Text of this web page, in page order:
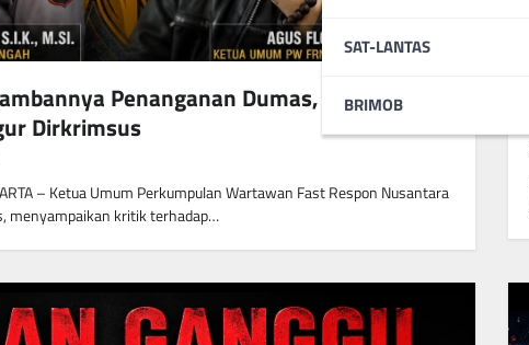
SAT-LANTAS
BRIMOB
Penanganan Dumas, Desak
Dirkrimsus
– Ketua Umum Perkumpulan Wartawan Fast Respon Nusantara
menyampaikan kritik terhadap…